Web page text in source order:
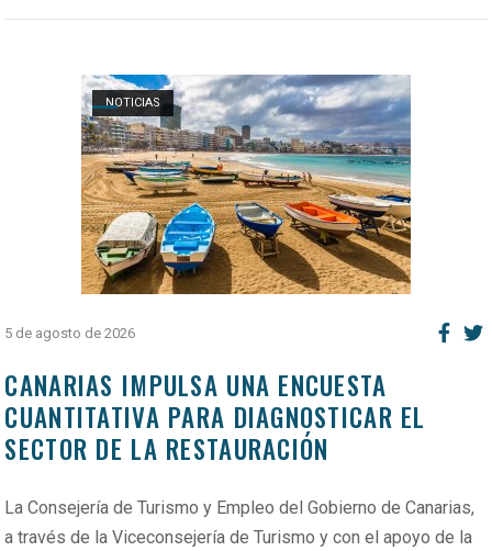
NOTICIAS
Open post
5 de agosto de 2026
CANARIAS IMPULSA UNA ENCUESTA
CUANTITATIVA PARA DIAGNOSTICAR EL
SECTOR DE LA RESTAURACIÓN
La Consejería de Turismo y Empleo del Gobierno de Canarias,
a través de la Viceconsejería de Turismo y con el apoyo de la